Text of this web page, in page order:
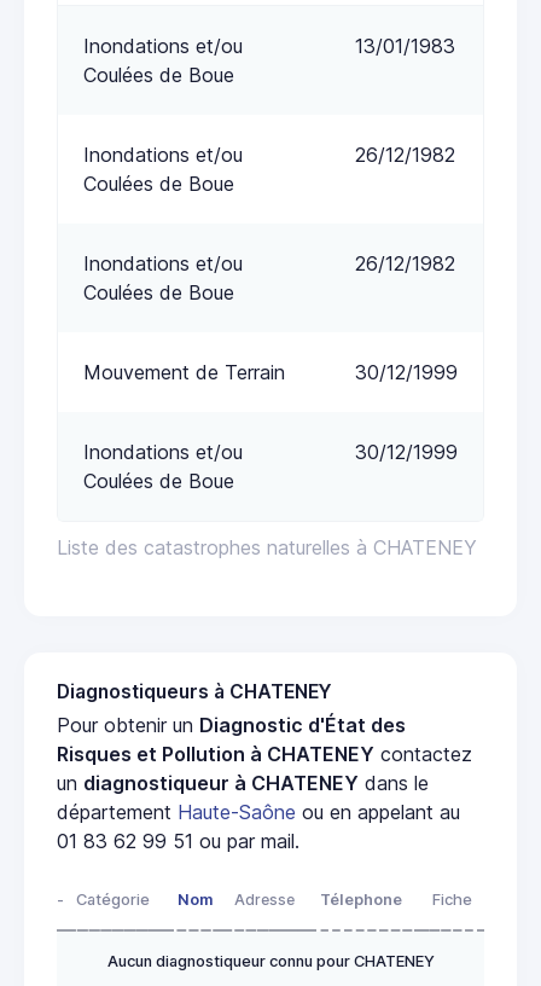
Liste des catastrophes naturelles à CHATENEY
Inondations et/ou
Coulées de Boue
13/01/1983
Inondations et/ou
Coulées de Boue
26/12/1982
Inondations et/ou
Coulées de Boue
26/12/1982
Mouvement de Terrain 30/12/1999
Inondations et/ou
Coulées de Boue
30/12/1999
Diagnostiqueurs à CHATENEY
Pour obtenir un Diagnostic d'État des
Risques et Pollution à CHATENEY contactez
un diagnostiqueur à CHATENEY dans le
département Haute-Saône ou en appelant au
01 83 62 99 51 ou par mail.
- Catégorie Nom Adresse Télephone Fiche
Aucun diagnostiqueur connu pour CHATENEY